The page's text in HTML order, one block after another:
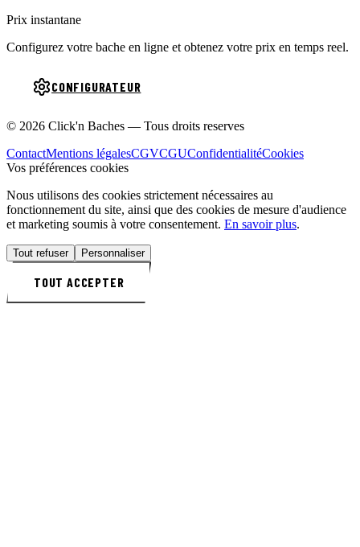
Prix instantane
Configurez votre bache en ligne et obtenez votre prix en temps reel.
CONFIGURATEUR
© 2026 Click'n Baches — Tous droits reserves
ContactMentions légalesCGVCGUConfidentialitéCookies
Vos préférences cookies
Nous utilisons des cookies strictement nécessaires au
fonctionnement du site, ainsi que des cookies de mesure d'audience
et marketing soumis à votre consentement. En savoir plus.
Tout refuser Personnaliser
TOUT ACCEPTER